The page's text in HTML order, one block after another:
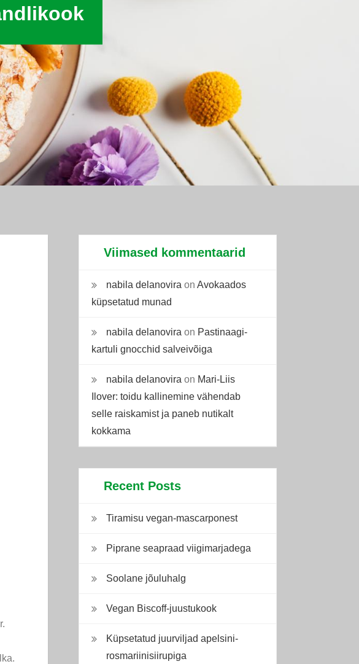
Viimased kommentaarid
nabila delanovira onAvokaados
küpsetatud munad
nabila delanovira on Pastinaagi-
kartuli gnocchid salveivõiga
nabila delanovira on Mari-Liis
Ilover: toidu kallinemine vähendab
selle raiskamist ja paneb nutikalt
kokkama
Recent Posts
Tiramisu vegan-mascarponest
Piprane seapraad viigimarjadega
Soolane jõuluhalg
Vegan Biscoff-juustukook
Küpsetatud juurviljad apelsini-
rosmariinisiirupiga